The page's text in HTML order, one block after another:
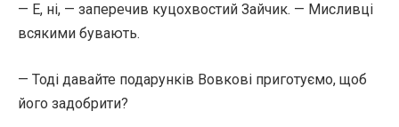
— Е, ні, — заперечив куцохвостий Зайчик. — Мисливці
всякими бувають.
— Тоді давайте подарунків Вовкові приготуємо, щоб
його задобрити?